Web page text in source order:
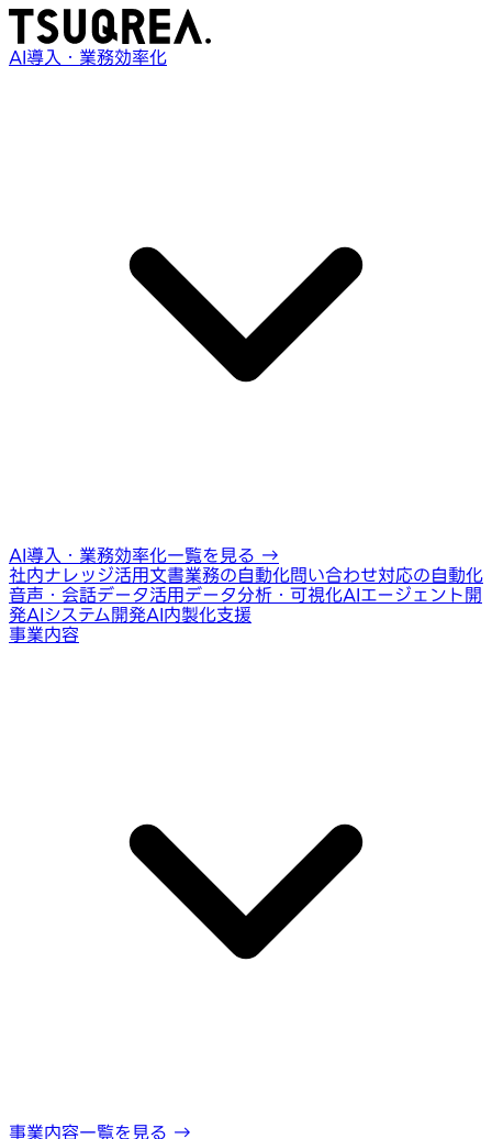
AI導入・業務効率化
AI導入・業務効率化一覧を見る →
社内ナレッジ活用文書業務の自動化問い合わせ対応の自動化
音声・会話データ活用データ分析・可視化AIエージェント開
発AIシステム開発AI内製化支援
事業内容
事業内容一覧を見る →